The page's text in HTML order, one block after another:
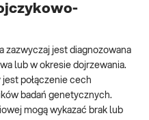
zazwyczaj jest diagnozowana
lub w okresie dojrzewania.
połączenie cech
badań genetycznych.
mogą wykazać brak lub